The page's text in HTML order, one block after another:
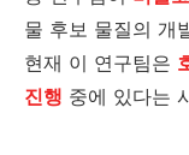
물 후보 물질의 개
현재 이 연구팀은
진행 중에 있다는